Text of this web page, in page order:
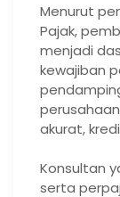
Menurut
Pajak,
menjadi
kewajiban
akurat,
Konsultan
serta